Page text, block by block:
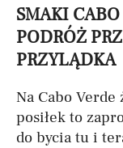
SMAKI
PODRÓŻ
PRZYLĄDKA
Na Cabo
posiłek to
do bycia tu i